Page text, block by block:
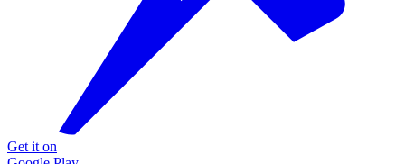
Get it on